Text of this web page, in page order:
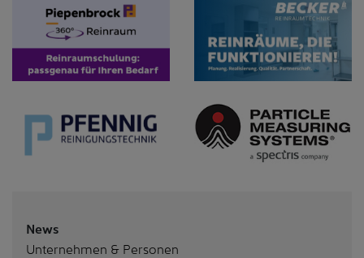
News
Unternehmen & Personen